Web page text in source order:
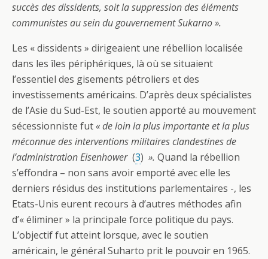
succès des dissidents, soit la suppression des éléments
communistes au sein du gouvernement Sukarno ».
Les « dissidents » dirigeaient une rébellion localisée
dans les îles périphériques, là où se situaient
l’essentiel des gisements pétroliers et des
investissements américains. D’après deux spécialistes
de l’Asie du Sud-Est, le soutien apporté au mouvement
sécessionniste fut« de loin la plus importante et la plus
méconnue des interventions militaires clandestines de
l’administration Eisenhower (3) ». Quand la rébellion
s’effondra – non sans avoir emporté avec elle les
derniers résidus des institutions parlementaires -, les
Etats-Unis eurent recours à d’autres méthodes afin
d’« éliminer » la principale force politique du pays.
L’objectif fut atteint lorsque, avec le soutien
américain, le général Suharto prit le pouvoir en 1965.